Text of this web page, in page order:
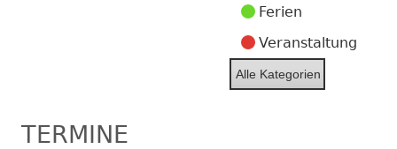
Ferien
Veranstaltung
Alle Kategorien
TERMINE